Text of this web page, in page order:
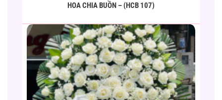
HOA CHIA BUỒN – (HCB 107)